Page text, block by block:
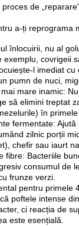
de
a-ți reprograma
înlocuirii, nu al
exemplu, covrigeii
l imediat cu
pumn de nuci,
mare inamic:
să elimini treptat
în
fermentate:
zilnic porții
chefir sau iaurt
fibre: Bacteriile
consumul de
frunze verzi.
pentru primele
poftele intense
ci reacția de
este esențială.